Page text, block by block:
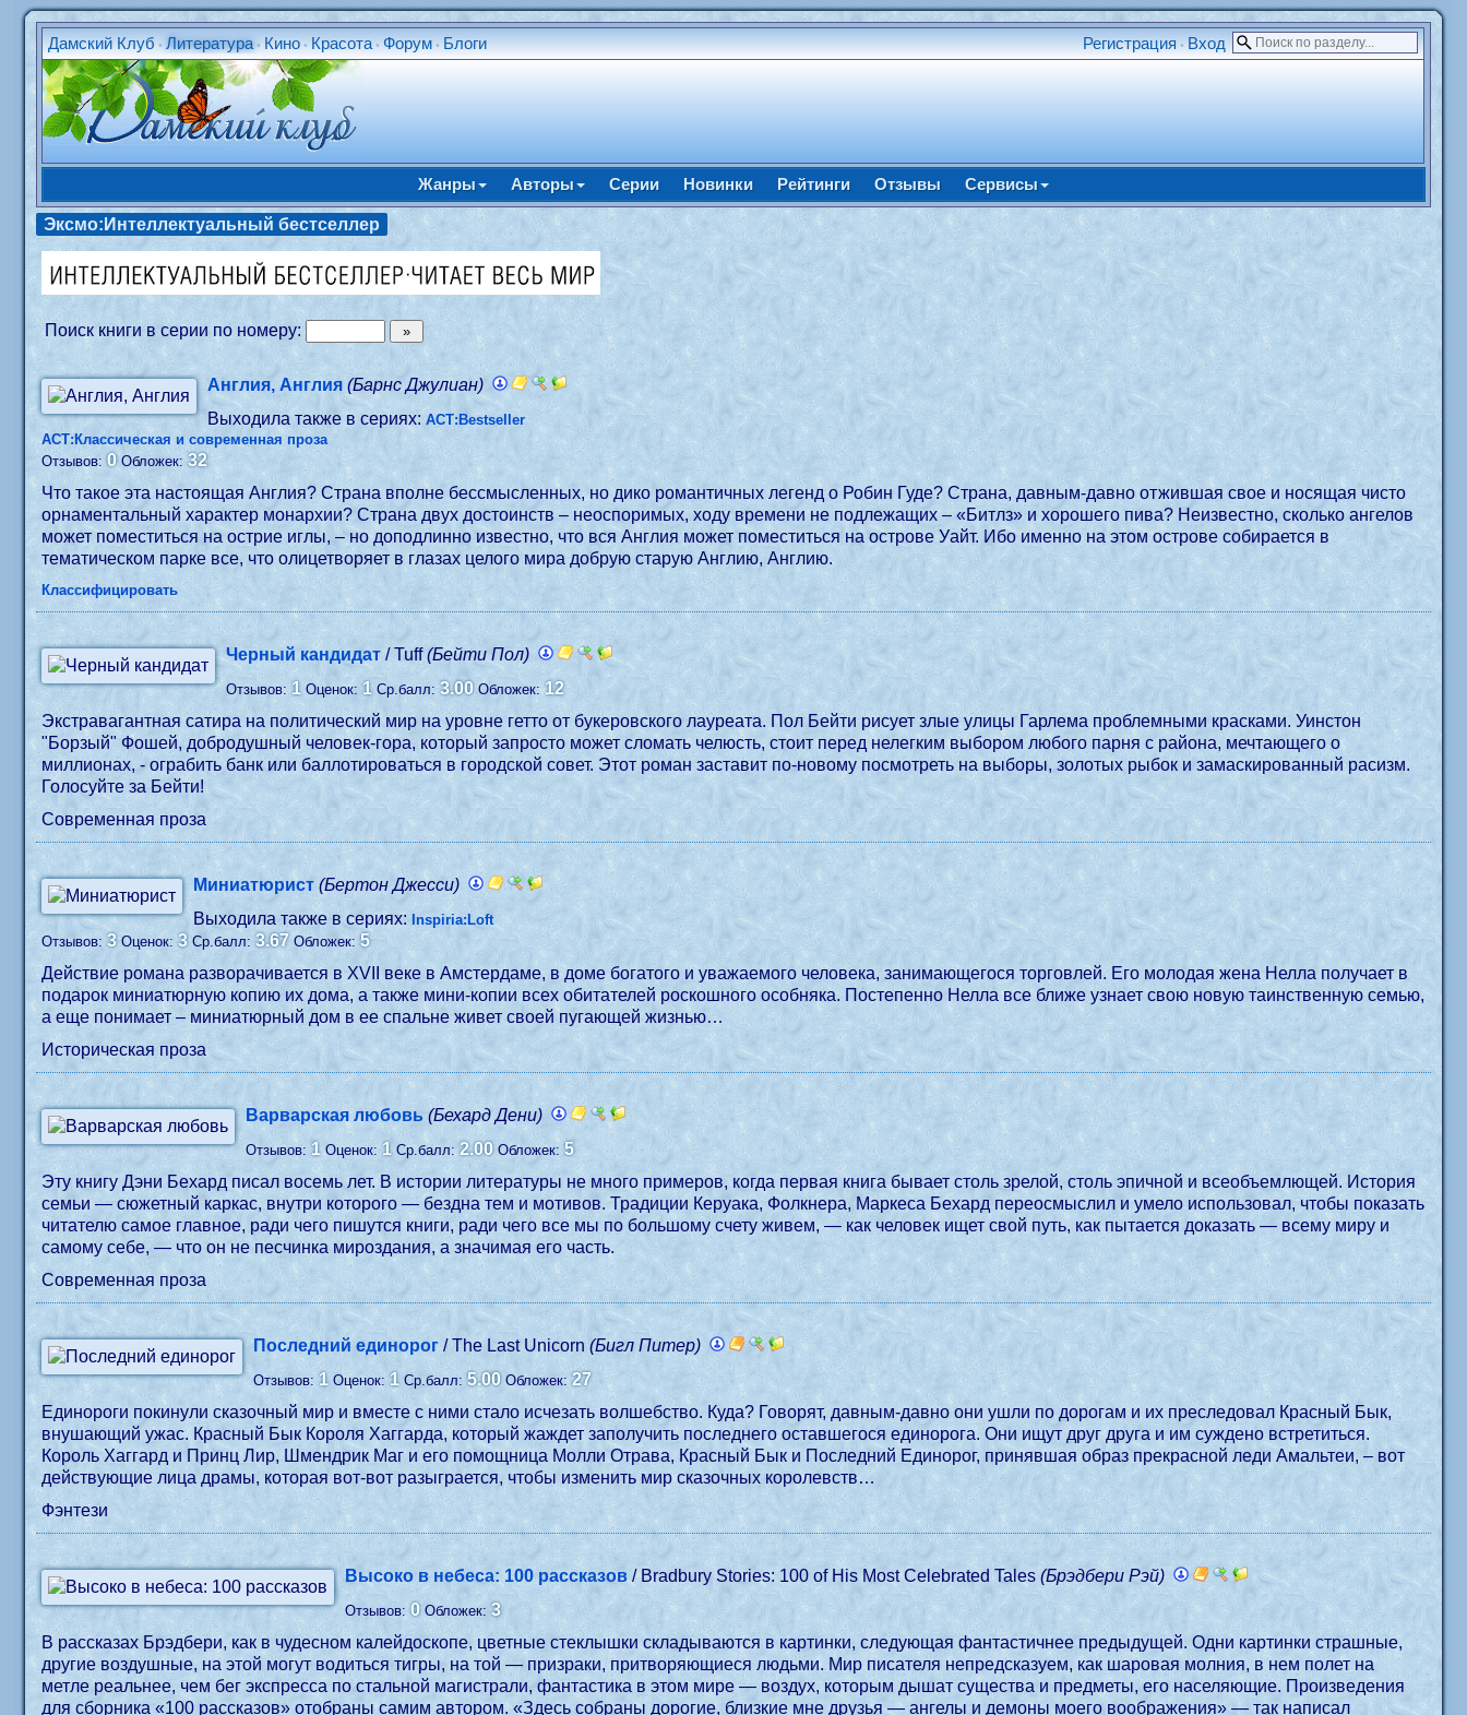
Дамский Клуб •Литература • Кино • Красота •Форум • Блоги Регистрация • Вход
Жанры Авторы Серии Новинки Рейтинги Отзывы Сервисы
Эксмо:Интеллектуальный бестселлер
Поиск книги в серии по номеру:
Англия, Англия (Барнс Джулиан)
Выходила также в сериях:АСТ:Bestseller
АСТ:Классическая и современная проза
Отзывов:0 Обложек:32
Что такое эта настоящая Англия? Страна вполне бессмысленных, но дико романтичных легенд о Робин Гуде? Страна, давным-давно отжившая свое и носящая чисто
орнаментальный характер монархии? Страна двух достоинств – неоспоримых, ходу времени не подлежащих – «Битлз» и хорошего пива? Неизвестно, сколько ангелов
может поместиться на острие иглы, – но доподлинно известно, что вся Англия может поместиться на острове Уайт. Ибо именно на этом острове собирается в
тематическом парке все, что олицетворяет в глазах целого мира добрую старую Англию, Англию.
Классифицировать
Черный кандидат / Tuff(Бейти Пол)
Отзывов: 1 Оценок: 1 Ср.балл:3.00 Обложек:12
Экстравагантная сатира на политический мир на уровне гетто от букеровского лауреата. Пол Бейти рисует злые улицы Гарлема проблемными красками. Уинстон
"Борзый" Фошей, добродушный человек-гора, который запросто может сломать челюсть, стоит перед нелегким выбором любого парня с района, мечтающего о
миллионах, - ограбить банк или баллотироваться в городской совет. Этот роман заставит по-новому посмотреть на выборы, золотых рыбок и замаскированный расизм.
Голосуйте за Бейти!
Современная проза
Миниатюрист (Бертон Джесси)
Выходила также в сериях: Inspiria:Loft
Отзывов:3 Оценок:3 Ср.балл:3.67 Обложек:5
Действие романа разворачивается в XVII веке в Амстердаме, в доме богатого и уважаемого человека, занимающегося торговлей. Его молодая жена Нелла получает в
подарок миниатюрную копию их дома, а также мини-копии всех обитателей роскошного особняка. Постепенно Нелла все ближе узнает свою новую таинственную семью,
а еще понимает – миниатюрный дом в ее спальне живет своей пугающей жизнью…
Историческая проза
Варварская любовь (Бехард Дени)
Отзывов:1 Оценок:1 Ср.балл:2.00 Обложек:5
Эту книгу Дэни Бехард писал восемь лет. В истории литературы не много примеров, когда первая книга бывает столь зрелой, столь эпичной и всеобъемлющей. История
семьи — сюжетный каркас, внутри которого — бездна тем и мотивов. Традиции Керуака, Фолкнера, Маркеса Бехард переосмыслил и умело использовал, чтобы показать
читателю самое главное, ради чего пишутся книги, ради чего все мы по большому счету живем, — как человек ищет свой путь, как пытается доказать — всему миру и
самому себе, — что он не песчинка мироздания, а значимая его часть.
Современная проза
Последний единорог/ The Last Unicorn(Бигл Питер)
Отзывов:1 Оценок:1 Ср.балл:5.00 Обложек:27
Единороги покинули сказочный мир и вместе с ними стало исчезать волшебство. Куда? Говорят, давным-давно они ушли по дорогам и их преследовал Красный Бык,
внушающий ужас. Красный Бык Короля Хаггарда, который жаждет заполучить последнего оставшегося единорога. Они ищут друг друга и им суждено встретиться.
Король Хаггард и Принц Лир, Шмендрик Маг и его помощница Молли Отрава, Красный Бык и Последний Единорог, принявшая образ прекрасной леди Амальтеи, – вот
действующие лица драмы, которая вот-вот разыграется, чтобы изменить мир сказочных королевств…
Фэнтези
Высоко в небеса: 100 рассказов / Bradbury Stories: 100 of His Most Celebrated Tales(Брэдбери Рэй)
Отзывов:0 Обложек:3
В рассказах Брэдбери, как в чудесном калейдоскопе, цветные стеклышки складываются в картинки, следующая фантастичнее предыдущей. Одни картинки страшные,
другие воздушные, на этой могут водиться тигры, на той — призраки, притворяющиеся людьми. Мир писателя непредсказуем, как шаровая молния, в нем полет на
метле реальнее, чем бег экспресса по стальной магистрали, фантастика в этом мире — воздух, которым дышат существа и предметы, его населяющие. Произведения
для сборника «100 рассказов» отобраны самим автором. «Здесь собраны дорогие, близкие мне друзья — ангелы и демоны моего воображения» — так написал